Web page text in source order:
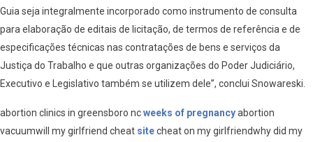
Guia seja integralmente incorporado como instrumento de consulta
para elaboração de editais de licitação, de termos de referência e de
especificações técnicas nas contratações de bens e serviços da
Justiça do Trabalho e que outras organizações do Poder Judiciário,
Executivo e Legislativo também se utilizem dele”, conclui Snowareski.
abortion clinics in greensboro ncweeks of pregnancyabortion
vacuumwill my girlfriend cheat sitecheat on my girlfriendwhy did my